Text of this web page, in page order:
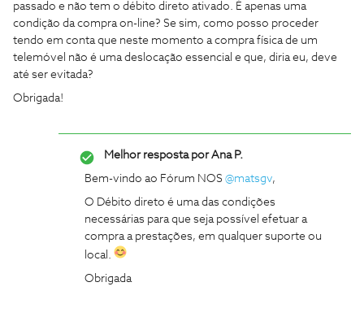
passado e não tem o débito direto ativado. É apenas uma
condição da compra on-line? Se sim, como posso proceder
tendo em conta que neste momento a compra física de um
telemóvel não é uma deslocação essencial e que, diria eu, deve
até ser evitada?
Obrigada!
Melhor resposta porAna P.
Bem-vindo ao Fórum NOS @matsgv,
O Débito direto é uma das condições
necessárias para que seja possível efetuar a
compra a prestações, em qualquer suporte ou
local.
Obrigada